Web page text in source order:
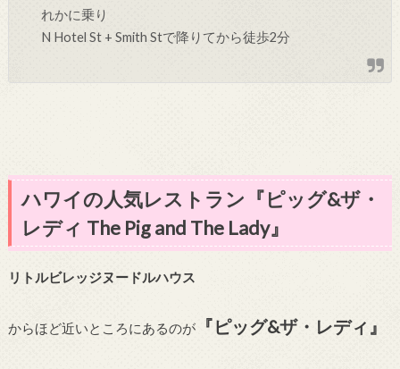
れかに乗り
N Hotel St + Smith Stで降りてから徒歩2分
ハワイの人気レストラン『ピッグ&ザ・
レディ The Pig and The Lady』
リトルビレッジヌードルハウス
からほど近いところにあるのが『ピッグ&ザ・レディ』